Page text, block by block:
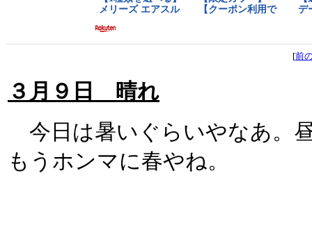
[前
３月９日 晴れ
今日は暑いぐらいやなあ。
もうホンマに春やね。